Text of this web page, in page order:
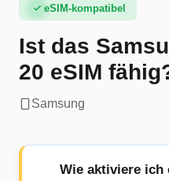
eSIM-kompatibel
Ist das
20 eSIM
Samsung
Wie aktiviere ich